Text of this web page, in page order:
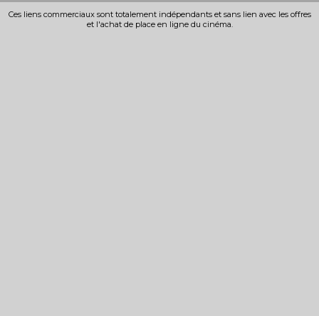
Ces liens commerciaux sont totalement indépendants et sans lien avec les offres
et l'achat de place en ligne du cinéma.